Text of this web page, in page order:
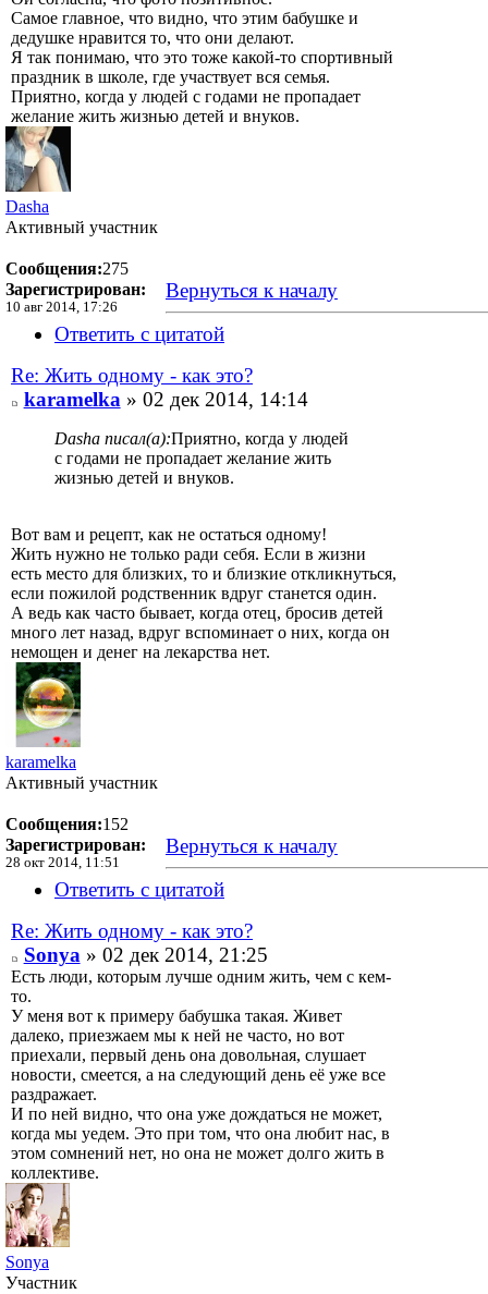
Самое главное, что видно, что этим бабушке и
дедушке нравится то, что они делают.
Я так понимаю, что это тоже какой-то спортивный
праздник в школе, где участвует вся семья.
Приятно, когда у людей с годами не пропадает
желание жить жизнью детей и внуков.
Dasha
Активный участник
Сообщения:275
Зарегистрирован:
10 авг 2014, 17:26
Вернуться к началу
Ответить с цитатой
Re: Жить одному - как это?
karamelka» 02 дек 2014, 14:14
Dasha писал(а):Приятно, когда у людей
с годами не пропадает желание жить
жизнью детей и внуков.
Вот вам и рецепт, как не остаться одному!
Жить нужно не только ради себя. Если в жизни
есть место для близких, то и близкие откликнуться,
если пожилой родственник вдруг станется один.
А ведь как часто бывает, когда отец, бросив детей
много лет назад, вдруг вспоминает о них, когда он
немощен и денег на лекарства нет.
karamelka
Активный участник
Сообщения:152
Зарегистрирован:
28 окт 2014, 11:51
Вернуться к началу
Ответить с цитатой
Re: Жить одному - как это?
Sonya» 02 дек 2014, 21:25
Есть люди, которым лучше одним жить, чем с кем-
то.
У меня вот к примеру бабушка такая. Живет
далеко, приезжаем мы к ней не часто, но вот
приехали, первый день она довольная, слушает
новости, смеется, а на следующий день её уже все
раздражает.
И по ней видно, что она уже дождаться не может,
когда мы уедем. Это при том, что она любит нас, в
этом сомнений нет, но она не может долго жить в
коллективе.
Sonya
Участник